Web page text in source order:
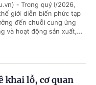
- Trong quý I/2026,
giới diễn biến phức tạp
đến chuỗi cung ứng
và hoạt động sản xuất,...
khai lỗ, cơ quan